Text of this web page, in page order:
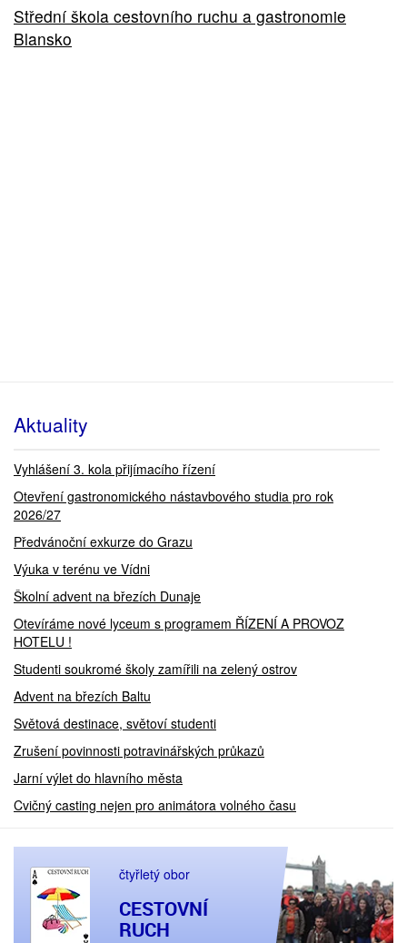
Střední škola cestovního ruchu a gastronomie
Blansko
Aktuality
Vyhlášení 3. kola přijímacího řízení
Otevření gastronomického nástavbového studia pro rok
2026/27
Předvánoční exkurze do Grazu
Výuka v terénu ve Vídni
Školní advent na březích Dunaje
Otevíráme nové lyceum s programem ŘÍZENÍ A PROVOZ
HOTELU !
Studenti soukromé školy zamířili na zelený ostrov
Advent na březích Baltu
Světová destinace, světoví studenti
Zrušení povinnosti potravinářských průkazů
Jarní výlet do hlavního města
Cvičný casting nejen pro animátora volného času
čtyřletý obor
CESTOVNÍ
RUCH